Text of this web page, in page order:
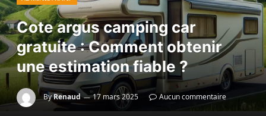
Cote argus camping car
gratuite : Comment obtenir
une estimation fiable ?
ByRenaud 17 mars 2025 Aucun commentaire